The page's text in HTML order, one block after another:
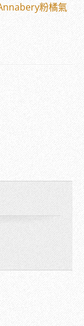
粉橘氣